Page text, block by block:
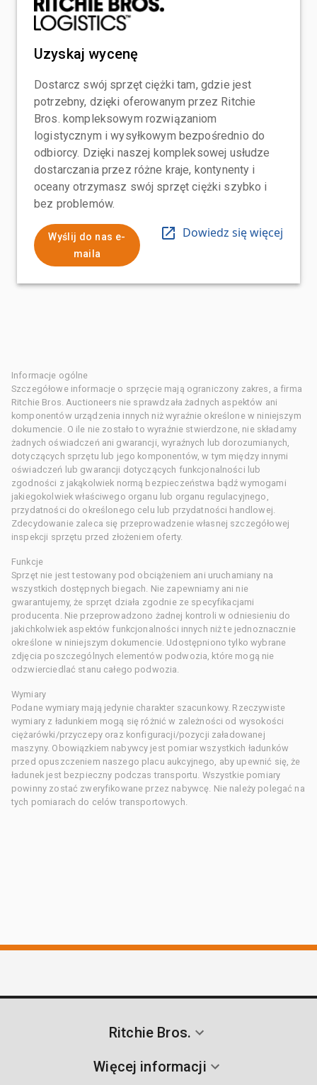
Uzyskaj wycenę
Dostarcz swój sprzęt ciężki tam, gdzie jest
potrzebny, dzięki oferowanym przez Ritchie
Bros. kompleksowym rozwiązaniom
logistycznym i wysyłkowym bezpośrednio do
odbiorcy. Dzięki naszej kompleksowej usłudze
dostarczania przez różne kraje, kontynenty i
oceany otrzymasz swój sprzęt ciężki szybko i
bez problemów.
Wyślij do nas e-
maila
Dowiedz się więcej
Informacje ogólne
Szczegółowe informacje o sprzęcie mają ograniczony zakres, a firma
Ritchie Bros. Auctioneers nie sprawdzała żadnych aspektów ani
komponentów urządzenia innych niż wyraźnie określone w niniejszym
dokumencie. O ile nie zostało to wyraźnie stwierdzone, nie składamy
żadnych oświadczeń ani gwarancji, wyraźnych lub dorozumianych,
dotyczących sprzętu lub jego komponentów, w tym między innymi
oświadczeń lub gwarancji dotyczących funkcjonalności lub
zgodności z jakąkolwiek normą bezpieczeństwa bądź wymogami
jakiegokolwiek właściwego organu lub organu regulacyjnego,
przydatności do określonego celu lub przydatności handlowej.
Zdecydowanie zaleca się przeprowadzenie własnej szczegółowej
inspekcji sprzętu przed złożeniem oferty.
Funkcje
Sprzęt nie jest testowany pod obciążeniem ani uruchamiany na
wszystkich dostępnych biegach. Nie zapewniamy ani nie
gwarantujemy, że sprzęt działa zgodnie ze specyfikacjami
producenta. Nie przeprowadzono żadnej kontroli w odniesieniu do
jakichkolwiek aspektów funkcjonalności innych niż te jednoznacznie
określone w niniejszym dokumencie. Udostępniono tylko wybrane
zdjęcia poszczególnych elementów podwozia, które mogą nie
odzwierciedlać stanu całego podwozia.
Wymiary
Podane wymiary mają jedynie charakter szacunkowy. Rzeczywiste
wymiary z ładunkiem mogą się różnić w zależności od wysokości
ciężarówki/przyczepy oraz konfiguracji/pozycji załadowanej
maszyny. Obowiązkiem nabywcy jest pomiar wszystkich ładunków
przed opuszczeniem naszego placu aukcyjnego, aby upewnić się, że
ładunek jest bezpieczny podczas transportu. Wszystkie pomiary
powinny zostać zweryfikowane przez nabywcę. Nie należy polegać na
tych pomiarach do celów transportowych.
Ritchie Bros.
Więcej informacji